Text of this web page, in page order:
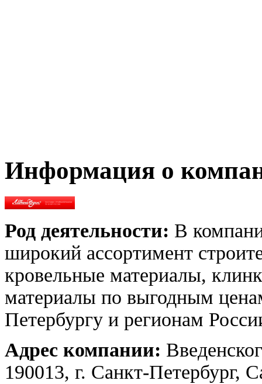
Информация о
Род деятельности: В
широкий ассортимент
кровельные материалы,
материалы по выгодным
Петербургу и регионам
Адрес компании:
190013, г. Санкт-Петербург,